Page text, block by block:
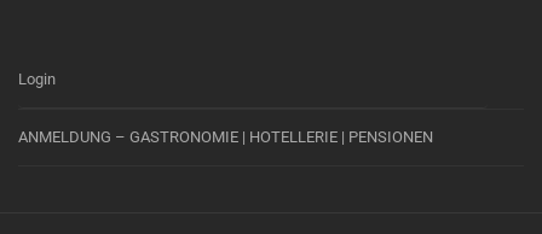
Login
ANMELDUNG – GASTRONOMIE | HOTELLERIE | PENSIONEN